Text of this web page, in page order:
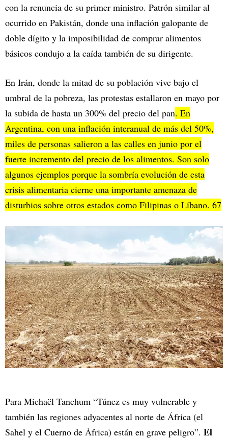
con la renuncia de su primer ministro. Patrón similar al
ocurrido en Pakistán, donde una inflación galopante de
doble dígito y la imposibilidad de comprar alimentos
básicos condujo a la caída también de su dirigente.
En Irán, donde la mitad de su población vive bajo el
umbral de la pobreza, las protestas estallaron en mayo por
la subida de hasta un 300% del precio del pan. En
Argentina, con una inflación interanual de más del 50%,
miles de personas salieron a las calles en junio por el
fuerte incremento del precio de los alimentos. Son solo
algunos ejemplos porque la sombría evolución de esta
crisis alimentaria cierne una importante amenaza de
disturbios sobre otros estados como Filipinas o Líbano. 67
Para Michaël Tanchum “Túnez es muy vulnerable y
también las regiones adyacentes al norte de África (el
Sahel y el Cuerno de África) están en grave peligro”. El